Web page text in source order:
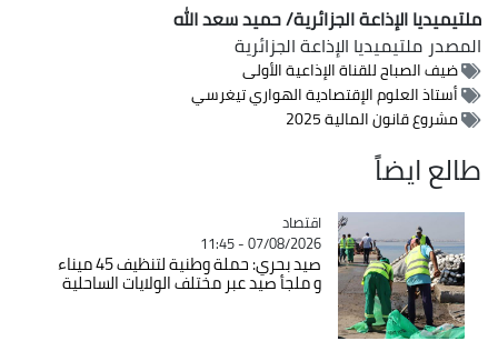
ملتيميديا الإذاعة الجزائرية/ حميد سعد الله
المصدرملتيميديا الإذاعة الجزائرية
ضيف الصباح للقناة الإذاعية الأولى
أستاذ العلوم الإقتصادية الهواري تيغرسي
مشروع قانون المالية 2025
طالع ايضاً
Catégorie
اقتصاد
07/08/2026 - 11:45
صيد بحري: حملة وطنية لتنظيف 45 ميناء
و ملجأ صيد عبر مختلف الولايات الساحلية